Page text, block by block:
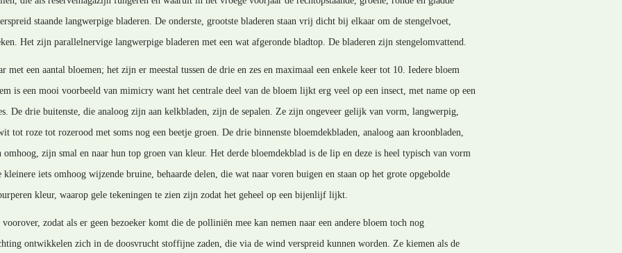
staande langwerpige bladeren. De onderste, grootste bladeren staan vrij dicht bij elkaar om de stengelvoet,
Het zijn parallelnervige langwerpige bladeren met een wat afgeronde bladtop. De bladeren zijn stengelomvattend.
met een aantal bloemen; het zijn er meestal tussen de drie en zes en maximaal een enkele keer tot 10. Iedere bloem
is een mooi voorbeeld van mimicry want het centrale deel van de bloem lijkt erg veel op een insect, met name op een
De drie buitenste, die analoog zijn aan kelkbladen, zijn de sepalen. Ze zijn ongeveer gelijk van vorm, langwerpig,
tot roze tot rozerood met soms nog een beetje groen. De drie binnenste bloemdekbladen, analoog aan kroonbladen,
omhoog, zijn smal en naar hun top groen van kleur. Het derde bloemdekblad is de lip en deze is heel typisch van vorm
iets omhoog wijzende bruine, behaarde delen, die wat naar voren buigen en staan op het grote opgebolde
kleur, waarop gele tekeningen te zien zijn zodat het geheel op een bijenlijf lijkt.
zodat als er geen bezoeker komt die de polliniën mee kan nemen naar een andere bloem toch nog
ontwikkelen zich in de doosvrucht stoffijne zaden, die via de wind verspreid kunnen worden. Ze kiemen als de